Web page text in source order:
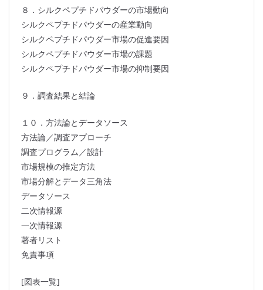
８．シルクペプチドパウダーの市場動向
シルクペプチドパウダーの産業動向
シルクペプチドパウダー市場の促進要因
シルクペプチドパウダー市場の課題
シルクペプチドパウダー市場の抑制要因
９．調査結果と結論
１０．方法論とデータソース
方法論／調査アプローチ
調査プログラム／設計
市場規模の推定方法
市場分解とデータ三角法
データソース
二次情報源
一次情報源
著者リスト
免責事項
[図表一覧]